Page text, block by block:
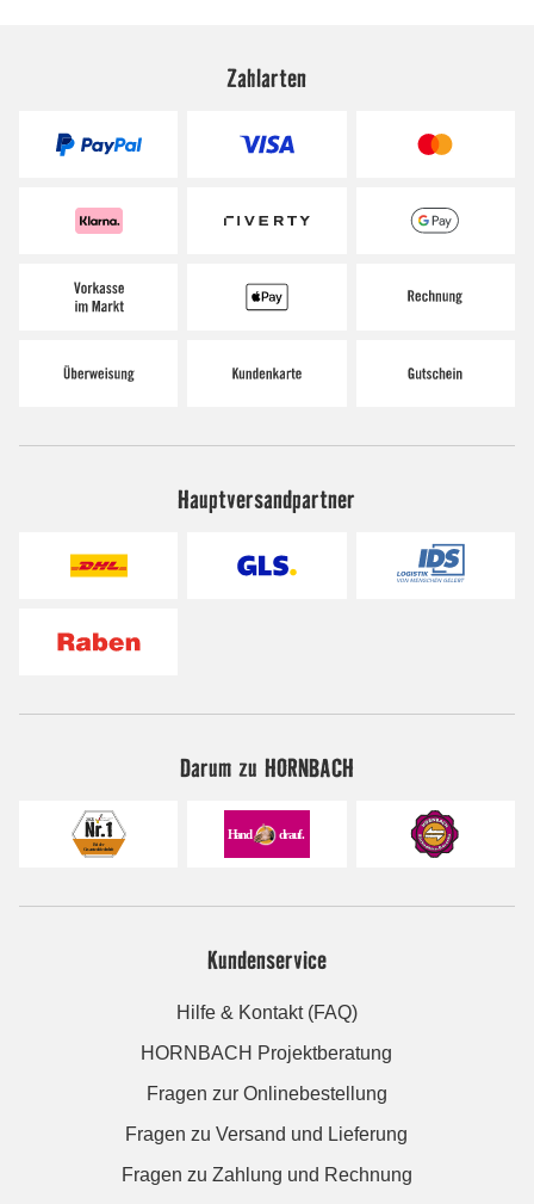
Zahlarten
Hauptversandpartner
Darum zu HORNBACH
Kundenservice
Hilfe & Kontakt (FAQ)
HORNBACH Projektberatung
Fragen zur Onlinebestellung
Fragen zu Versand und Lieferung
Fragen zu Zahlung und Rechnung